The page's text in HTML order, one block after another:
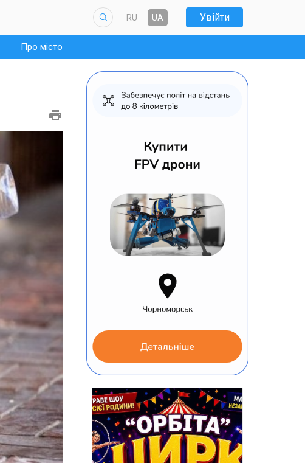
RU UA Увійти
Про місто